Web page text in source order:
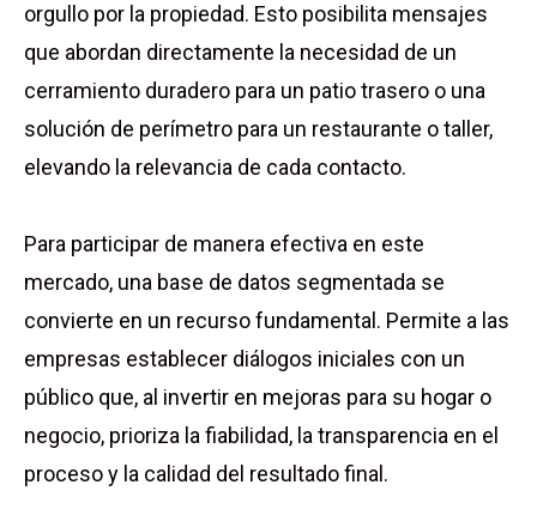
orgullo por la propiedad. Esto posibilita mensajes
que abordan directamente la necesidad de un
cerramiento duradero para un patio trasero o una
solución de perímetro para un restaurante o taller,
elevando la relevancia de cada contacto.
Para participar de manera efectiva en este
mercado, una base de datos segmentada se
convierte en un recurso fundamental. Permite a las
empresas establecer diálogos iniciales con un
público que, al invertir en mejoras para su hogar o
negocio, prioriza la fiabilidad, la transparencia en el
proceso y la calidad del resultado final.